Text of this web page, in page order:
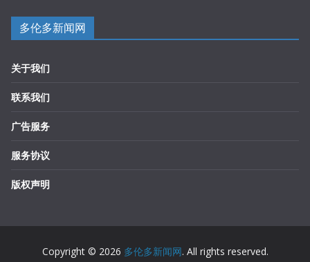
多伦多新闻网
关于我们
联系我们
广告服务
服务协议
版权声明
Copyright © 2026 多伦多新闻网. All rights reserved.